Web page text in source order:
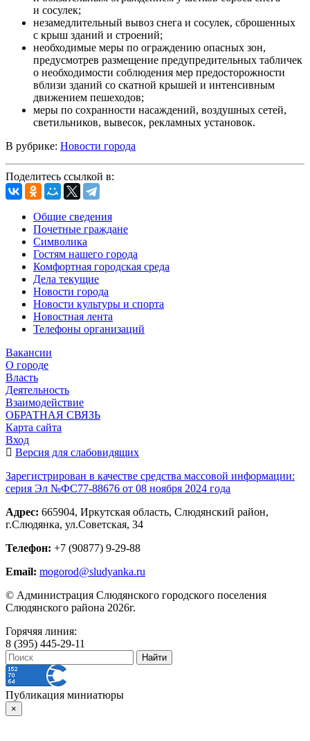
и сосулек;
незамедлительный вывоз снега и сосулек, сброшенных
с крыш зданий и строений;
необходимые меры по ограждению опасных зон,
предусмотрев размещение предупредительных табличек
о необходимости соблюдения мер предосторожности
вблизи зданий со скатной крышей и интенсивным
движением пешеходов;
меры по сохранности насаждений, воздушных сетей,
светильников, вывесок, рекламных установок.
В рубрике: Новости города
Поделитесь ссылкой в:
Общие сведения
Почетные граждане
Символика
Гостям нашего города
Комфортная городская среда
Дела текущие
Новости города
Новости культуры и спорта
Новостная лента
Телефоны организаций
Вакансии
О городе
Власть
Деятельность
Взаимодействие
ОБРАТНАЯ СВЯЗЬ
Карта сайта
Вход
Версия для слабовидящих
Зарегистрирован в качестве средства массовой информации:
серия Эл №ФС77-88676 от 08 ноября 2024 года
Адрес: 665904, Иркутская область, Слюдянский район,
г.Слюдянка, ул.Советская, 34
Телефон: +7 (90877) 9-29-88
Email: mogorod@sludyanka.ru
© Администрация Слюдянского городского поселения
Слюдянского района 2026г.
Горячяя линия:
8 (395) 445-29-11
Публикация миниатюры
×